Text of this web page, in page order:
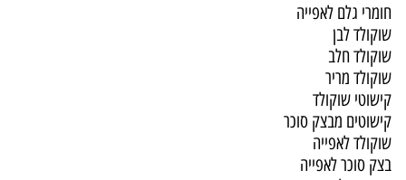
חומרי גלם לאפייה
שוקולד לבן
שוקולד חלב
שוקולד מריר
קישוטי שוקולד
קישוטים מבצק סוכר
שוקולד לאפייה
בצק סוכר לאפייה